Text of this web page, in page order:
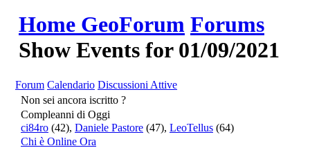
Home GeoForum Forums
Show Events for 01/09/2021
Forum Calendario Discussioni Attive
Non sei ancora iscritto ?
Compleanni di Oggi
ci84ro (42), Daniele Pastore (47), LeoTellus (64)
Chi è Online Ora